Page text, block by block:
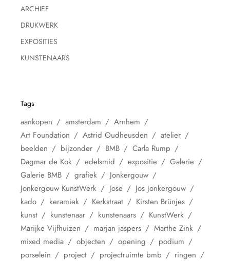
ARCHIEF
DRUKWERK
EXPOSITIES
KUNSTENAARS
Tags
aankopen amsterdam
Arnhem
Art Foundation
Astrid Oudheusden
atelier
beelden
bijzonder BMB
Carla Rump
Dagmar de Kok
edelsmid expositie
Galerie
Galerie BMB
grafiek
Jonkergouw
Jonkergouw KunstWerk
Jose
Jos Jonkergouw
kado
keramiek Kerkstraat
Kirsten Brünjes
kunst
kunstenaar kunstenaars
KunstWerk
Marijke Vijfhuizen
marjan jaspers
Marthe Zink
mixed media
objecten opening
podium
porselein
project projectruimte bmb
ringen